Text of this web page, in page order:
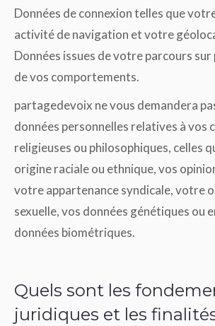
Données de connexion telles que
activité de navigation et votre
Données issues de votre parcours
de vos comportements.
partagedevoix ne vous demandera
données personnelles relatives à vos
religieuses ou philosophiques, celles
origine raciale ou ethnique, vos
votre appartenance syndicale, votre
sexuelle, vos données génétiques ou
données biométriques.
Quels sont les
juridiques et les